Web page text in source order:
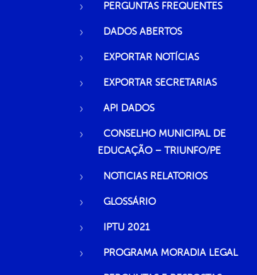
PERGUNTAS FREQUENTES
DADOS ABERTOS
EXPORTAR NOTÍCIAS
EXPORTAR SECRETARIAS
API DADOS
CONSELHO MUNICIPAL DE
EDUCAÇÃO – TRIUNFO/PE
NOTICIAS RELATORIOS
GLOSSÁRIO
IPTU 2021
PROGRAMA MORADIA LEGAL